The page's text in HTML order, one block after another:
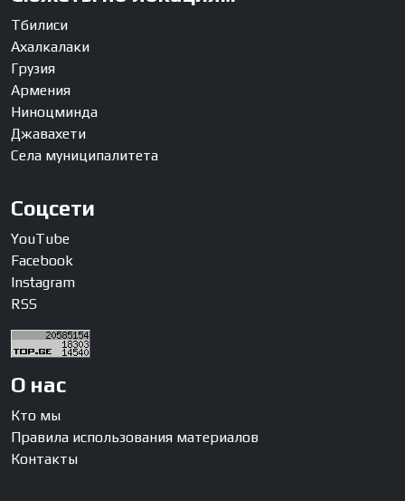
Тбилиси
Ахалкалаки
Грузия
Армения
Ниноцминда
Джавахети
Села муниципалитета
Соцсети
YouTube
Facebook
Instagram
RSS
О нас
Кто мы
Правила использования материалов
Контакты